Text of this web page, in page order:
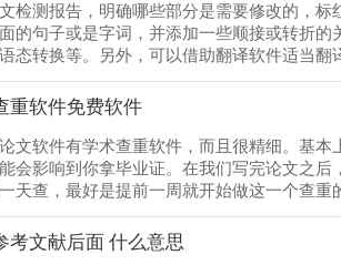
检测报告，明确哪些部分是需要修改的，
的句子或是字词，并添加一些顺接或转折
态转换等。另外，可以借助翻译软件适当翻
重软件免费软件
文软件有学术查重软件，而且很精细。基
会影响到你拿毕业证。在我们写完论文之
天查，最好是提前一周就开始做这一个查重
考文献后面 什么意思